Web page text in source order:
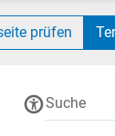
prüfen